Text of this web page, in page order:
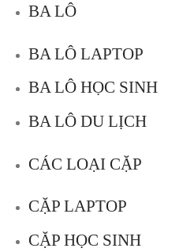
BA LÔ
BA LÔ LAPTOP
BA LÔ HỌC SINH
BA LÔ DU LỊCH
CÁC LOẠI CẶP
CẶP LAPTOP
CẶP HỌC SINH